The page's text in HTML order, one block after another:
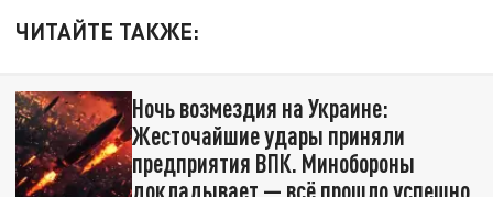
ЧИТАЙТЕ ТАКЖЕ:
Ночь возмездия на Украине:
Жесточайшие удары приняли
предприятия ВПК. Минобороны
докладывает — всё прошло успешно